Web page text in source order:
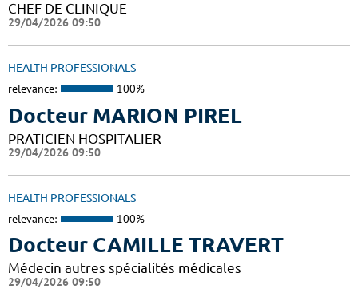
CHEF DE CLINIQUE
29/04/2026 09:50
HEALTH PROFESSIONALS
relevance: 100%
Docteur MARION PIREL
PRATICIEN HOSPITALIER
29/04/2026 09:50
HEALTH PROFESSIONALS
relevance: 100%
Docteur CAMILLE TRAVERT
Médecin autres spécialités médicales
29/04/2026 09:50